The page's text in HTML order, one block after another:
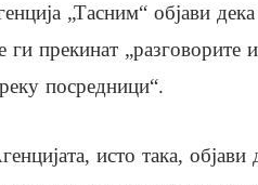
„Тасним“ објави
ги прекинат „разговорите
посредници“.
исто така,